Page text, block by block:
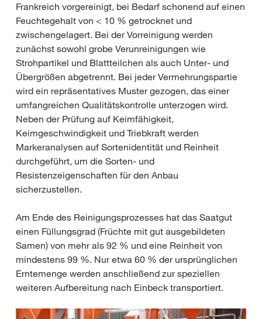
Frankreich vorgereinigt, bei Bedarf schonend auf einen
Feuchtegehalt von < 10 % getrocknet und
zwischengelagert. Bei der Vorreinigung werden
zunächst sowohl grobe Verunreinigungen wie
Strohpartikel und Blattteilchen als auch Unter- und
Übergrößen abgetrennt. Bei jeder Vermehrungspartie
wird ein repräsentatives Muster gezogen, das einer
umfangreichen Qualitätskontrolle unterzogen wird.
Neben der Prüfung auf Keimfähigkeit,
Keimgeschwindigkeit und Triebkraft werden
Markeranalysen auf Sortenidentität und Reinheit
durchgeführt, um die Sorten- und
Resistenzeigenschaften für den Anbau
sicherzustellen.
Am Ende des Reinigungsprozesses hat das Saatgut
einen Füllungsgrad (Früchte mit gut ausgebildeten
Samen) von mehr als 92 % und eine Reinheit von
mindestens 99 %. Nur etwa 60 % der ursprünglichen
Erntemenge werden anschließend zur speziellen
weiteren Aufbereitung nach Einbeck transportiert.